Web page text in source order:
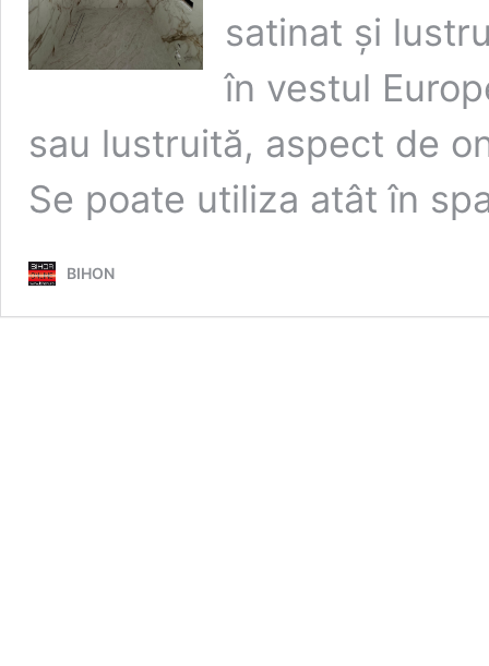
satinat și
în vestul
sau lustruită, aspect de
Se poate utiliza atât în
BIHON